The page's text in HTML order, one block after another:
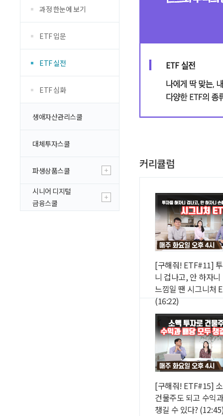
과정 한눈에 보기
ETF 입문
ETF 실전
ETF 심화
생애자산관리스쿨
대체투자스쿨
파생상품스쿨
시니어 디지털
금융스쿨
커리큘럼
[구해줘! ETF#11]
니 겁나고, 안 하자
느낌일 땐 시그니처
(16:22)
[구해줘! ETF#15]
건물주도 되고 수익
챙길 수 있다?